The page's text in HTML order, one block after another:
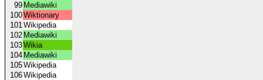
99 Mediawiki
100Wiktionary
101Wikipedia
102 Mediawiki
103Wikia
104 Mediawiki
105Wikipedia
106Wikipedia